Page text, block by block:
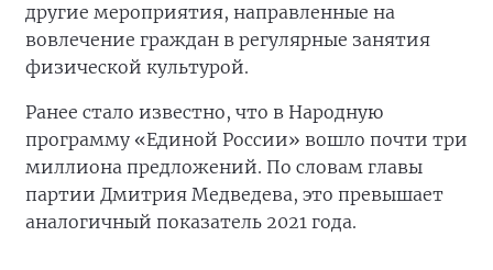
другие мероприятия, направленные на
вовлечение граждан в регулярные занятия
физической культурой.
Ранее стало известно, что в Народную
программу «Единой России» вошло почти три
миллиона предложений. По словам главы
партии Дмитрия Медведева, это превышает
аналогичный показатель 2021 года.